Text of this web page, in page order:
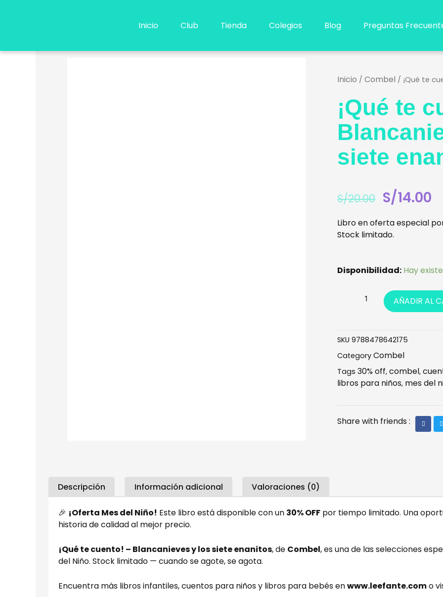
Inicio Club Tienda Colegios Blog Preguntas
Inicio /Combel / ¡Qué te
¡Qué te
siete
S/20.00 El
precio
original
era:
S/14.00
Libro en oferta especial por
Stock limitado.
Disponibilidad: Hay
¡Qué
cuento!
los
siete
cantidad
AÑADIR AL
SKU9788478642175
Category Combel
Tags 30% off,combel,
libros para niños, mes del
Share with friends :
Descripción Información adicional Valoraciones (0)
🎉 ¡Oferta Mes del Niño! Este libro está disponible con un 30% OFF por tiempo limitado. Una
historia de calidad al mejor precio.
¡Qué te cuento! – Blancanieves y los siete enanitos, de Combel, es una de las selecciones
del Niño. Stock limitado — cuando se agote, se agota.
Encuentra más libros infantiles, cuentos para niños y libros para bebés enwww.leefante.como